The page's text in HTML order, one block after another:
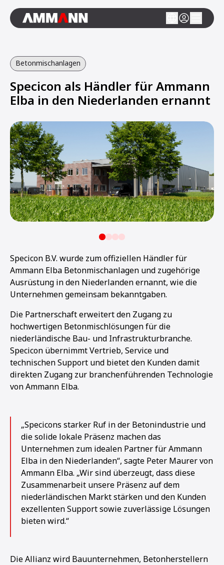
Betonmischanlagen
Specicon als Händler für Ammann
Elba in den Niederlanden ernannt
Specicon B.V. wurde zum offiziellen Händler für
Ammann Elba Betonmischanlagen und zugehörige
Ausrüstung in den Niederlanden ernannt, wie die
Unternehmen gemeinsam bekanntgaben.
Die Partnerschaft erweitert den Zugang zu
hochwertigen Betonmischlösungen für die
niederländische Bau- und Infrastrukturbranche.
Specicon übernimmt Vertrieb, Service und
technischen Support und bietet den Kunden damit
direkten Zugang zur branchenführenden Technologie
von Ammann Elba.
„Specicons starker Ruf in der Betonindustrie und
die solide lokale Präsenz machen das
Unternehmen zum idealen Partner für Ammann
Elba in den Niederlanden“, sagte Peter Maurer von
Ammann Elba. „Wir sind überzeugt, dass diese
Zusammenarbeit unsere Präsenz auf dem
niederländischen Markt stärken und den Kunden
exzellenten Support sowie zuverlässige Lösungen
bieten wird.“
Die Allianz wird Bauunternehmen, Betonherstellern